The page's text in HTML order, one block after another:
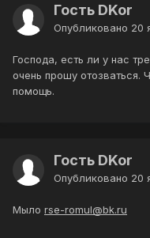
Гость DKor
Опубликовано 20
Господа, есть ли у нас
очень прошу
помощь.
Гость DKor
Опубликовано 20
Мыло rse-romul@bk.ru